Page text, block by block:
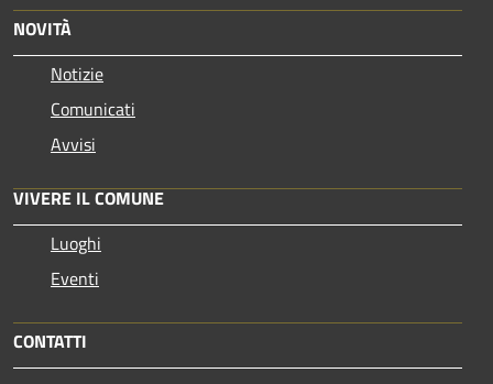
NOVITÀ
Notizie
Comunicati
Avvisi
VIVERE IL COMUNE
Luoghi
Eventi
CONTATTI